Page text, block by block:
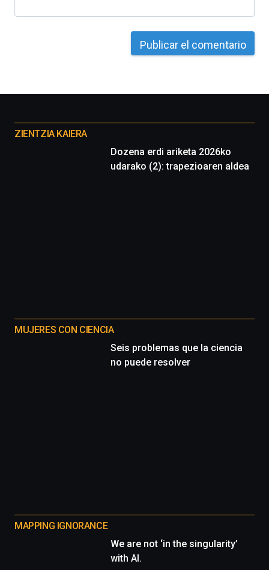
proyectos
ZIENTZIA KAIERA
Dozena erdi ariketa 2026ko
udarako (2): trapezioaren aldea
MUJERES CON CIENCIA
Seis problemas que la ciencia
no puede resolver
MAPPING IGNORANCE
We are not ‘in the singularity’
with AI.